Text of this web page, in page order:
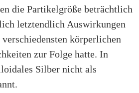
die Partikelgröße beträchtlich
letztendlich Auswirkungen
körperlichen
zur Folge hatte. In
Silber nicht als